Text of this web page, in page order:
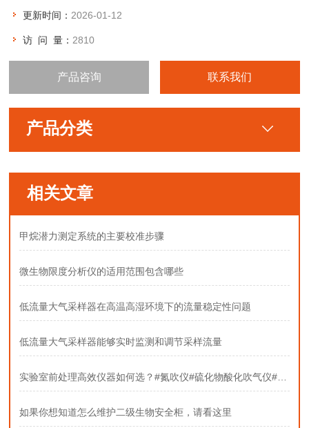
更新时间： 2026-01-12
访 问 量： 2810
产品咨询 联系我们
产品分类
相关文章
甲烷潜力测定系统的主要校准步骤
微生物限度分析仪的适用范围包含哪些
低流量大气采样器在高温高湿环境下的流量稳定性问题
低流量大气采样器能够实时监测和调节采样流量
实验室前处理高效仪器如何选？#氮吹仪#硫化物酸化吹气仪#固相萃取装置
如果你想知道怎么维护二级生物安全柜，请看这里